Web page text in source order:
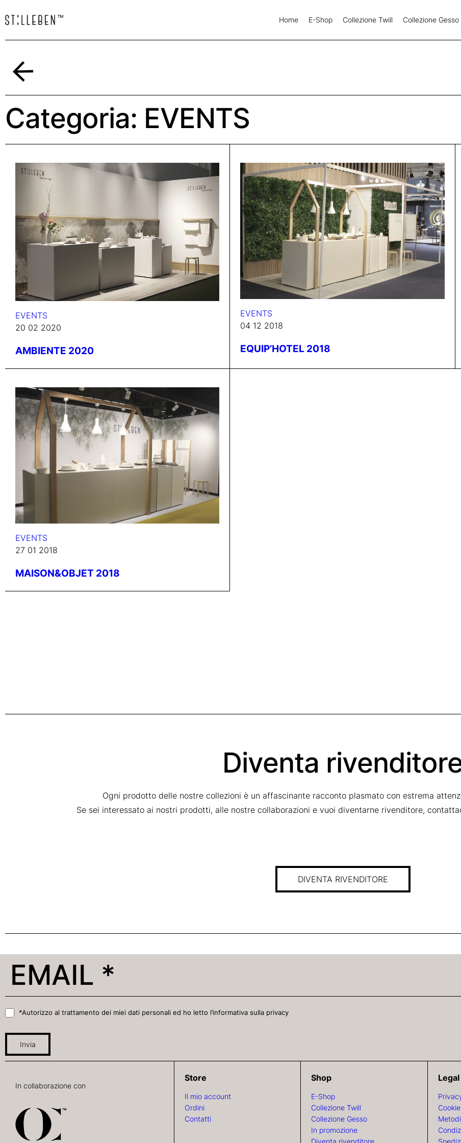
Home E-Shop Collezione Twill Collezione Gesso
Categoria: EVENTS
EVENTS
20 02 2020
AMBIENTE 2020
EVENTS
04 12 2018
EQUIP’HOTEL 2018
EVENTS
27 01 2018
MAISON&OBJET 2018
Diventa
Ogni prodotto delle nostre collezioni è un affascinante racconto plasmato con estrema
Se sei interessato ai nostri prodotti, alle nostre collaborazioni e vuoi diventarne rivenditore,
DIVENTA RIVENDITORE
*Autorizzo al trattamento dei miei dati personali ed ho letto l’informativa sulla privacy
Invia
In collaborazione con
Store
Il mio account
Ordini
Contatti
Shop
E-Shop
Collezione Twill
Collezione Gesso
In promozione
Diventa rivenditore
Legal